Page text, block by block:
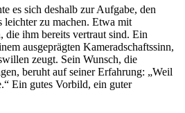
es sich deshalb zur Aufgabe, den
leichter zu machen. Etwa mit
die ihm bereits vertraut sind. Ein
ausgeprägten Kameradschaftssinn,
zeugt. Sein Wunsch, die
beruht auf seiner Erfahrung: „Weil
Ein gutes Vorbild, ein guter